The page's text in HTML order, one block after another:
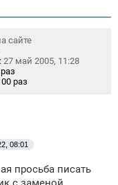
сайте
27 май 2005, 11:28
раз
08:01
просьба писать